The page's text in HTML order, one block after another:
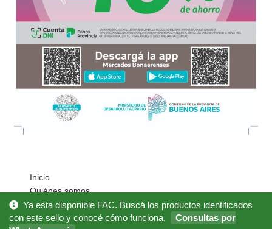
Inicio
Quiénes somos
Cómo Comprar?
Mi cuenta
Ya esta disponible FAC. Buscá los productos identificados
con este sello y conocé cómo funciona.
Consultas por